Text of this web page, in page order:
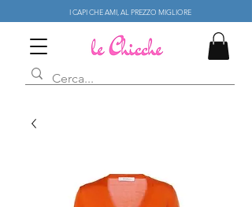
I CAPI CHE AMI, AL PREZZO MIGLIORE